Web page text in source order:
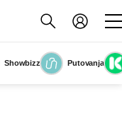
Showbizz
Putovanja
stranica proizvođača)